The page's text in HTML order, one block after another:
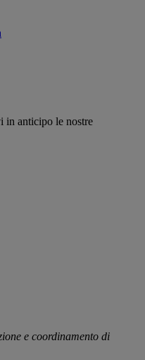
in anticipo le nostre
e coordinamento di